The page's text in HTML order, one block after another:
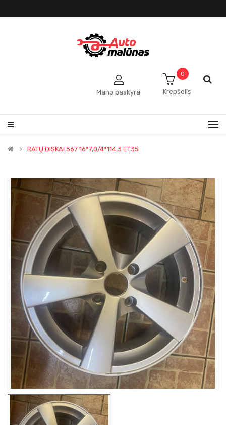
Mano paskyra Krepšelis
0
RATŲ DISKAI 567 16*7,0/4*114,3 ET35